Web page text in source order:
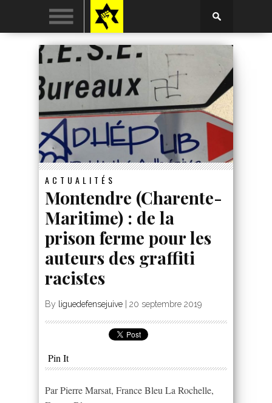
ACTUALITÉS
Montendre (Charente-
Maritime) : de la
prison ferme pour les
auteurs des graffiti
racistes
By liguedefensejuive 20 septembre 2019
Pin It
Par Pierre Marsat, France Bleu La Rochelle,